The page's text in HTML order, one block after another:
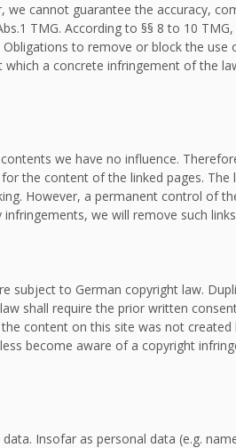
cannot guarantee the accuracy,
TMG. According to §§ 8 to 10
to remove or block the
a concrete infringement of the
we have no influence.
the content of the linked pages.
However, a permanent control of
we will remove such
subject to German copyright law.
shall require the prior written
content on this site was not
become aware of a copyright
Insofar as personal data (e.g.